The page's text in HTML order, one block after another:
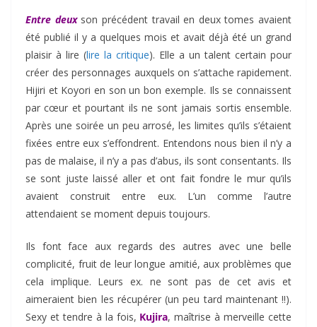
Entre deuxson précédent travail en deux tomes avaient
été publié il y a quelques mois et avait déjà été un grand
plaisir à lire (lire la critique). Elle a un talent certain pour
créer des personnages auxquels on s’attache rapidement.
Hijiri et Koyori en son un bon exemple. Ils se connaissent
par cœur et pourtant ils ne sont jamais sortis ensemble.
Après une soirée un peu arrosé, les limites qu’ils s’étaient
fixées entre eux s’effondrent. Entendons nous bien il n’y a
pas de malaise, il n’y a pas d’abus, ils sont consentants. Ils
se sont juste laissé aller et ont fait fondre le mur qu’ils
avaient construit entre eux. L’un comme l’autre
attendaient se moment depuis toujours.
Ils font face aux regards des autres avec une belle
complicité, fruit de leur longue amitié, aux problèmes que
cela implique. Leurs ex. ne sont pas de cet avis et
aimeraient bien les récupérer (un peu tard maintenant !!).
Sexy et tendre à la fois, Kujira, maîtrise à merveille cette